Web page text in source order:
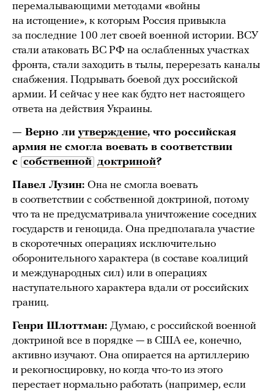
перемалывающими методами «войны
на истощение», к которым Россия привыкла
за последние 100 лет своей военной истории. ВСУ
стали атаковать ВС РФ на ослабленных участках
фронта, стали заходить в тылы, перерезать каналы
снабжения. Подрывать боевой дух российской
армии. И сейчас у нее как будто нет настоящего
ответа на действия Украины.
— Верно ли утверждение, что российская
армия не смогла воевать в соответствии
с собственной доктриной?
Павел Лузин: Она не смогла воевать
в соответствии с собственной доктриной, потому
что та не предусматривала уничтожение соседних
государств и геноцида. Она предполагала участие
в скоротечных операциях исключительно
оборонительного характера (в составе коалиций
и международных сил) или в операциях
наступательного характера вдали от российских
границ.
Генри Шлоттман: Думаю, с российской военной
доктриной все в порядке — в США ее, конечно,
активно изучают. Она опирается на артиллерию
и рекогносцировку, но когда что-то из этого
перестает нормально работать (например, если